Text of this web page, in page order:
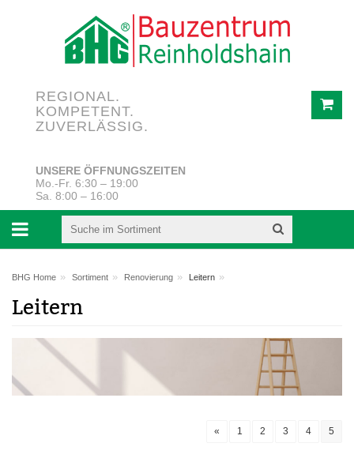
REGIONAL.
KOMPETENT.
ZUVERLÄSSIG.
UNSERE ÖFFNUNGSZEITEN
Mo.-Fr. 6:30 – 19:00
Sa. 8:00 – 16:00
BHG Home » Sortiment » Renovierung » Leitern »
Leitern
« 1 2 3 4 5